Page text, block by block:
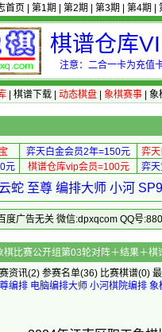
首页 第1期 第2期 第3期 第4期
棋谱仓库
注意：二合一卡为充值
| 棋谱下载| 动态棋盘| 象棋赛事| 象
弈天白金会员2年=150元
弈
元
棋谱仓库vip会员=100元 弈
蛇 至尊 编排大师 小河
度广告无关 微信:dpxqcom QQ号
区职工象棋比赛公
资讯(2) 参赛名单(36) 比赛棋谱(0)
编排 电脑编排大师 小河棋院编排 象